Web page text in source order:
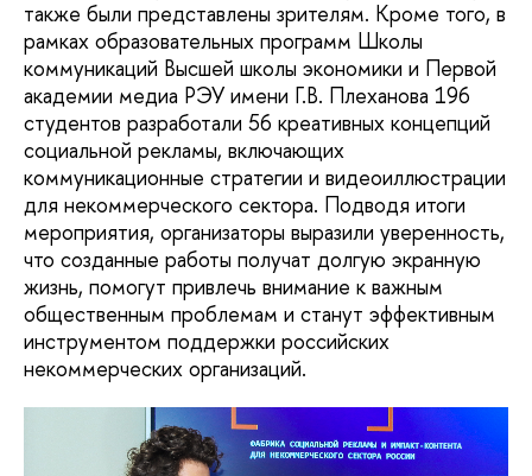
также были представлены зрителям. Кроме того, в
рамках образовательных программ Школы
коммуникаций Высшей школы экономики и Первой
академии медиа РЭУ имени Г.В. Плеханова 196
студентов разработали 56 креативных концепций
социальной рекламы, включающих
коммуникационные стратегии и видеоиллюстрации
для некоммерческого сектора. Подводя итоги
мероприятия, организаторы выразили уверенность,
что созданные работы получат долгую экранную
жизнь, помогут привлечь внимание к важным
общественным проблемам и станут эффективным
инструментом поддержки российских
некоммерческих организаций.